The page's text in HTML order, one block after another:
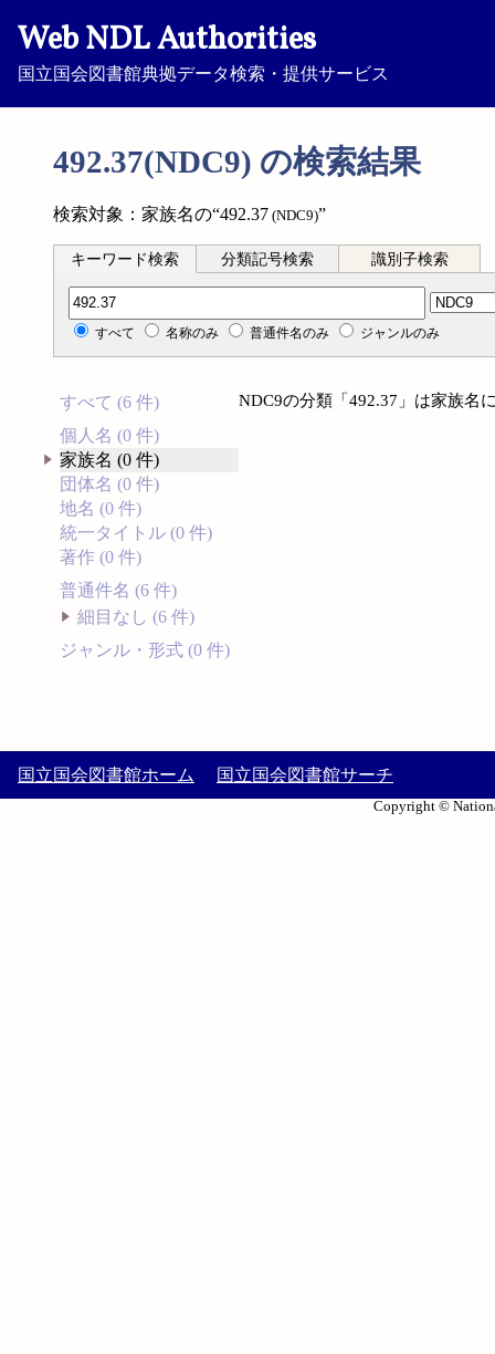
Web NDL Authorities
国立国会図書館典拠データ検索・提供サービス
492.37(NDC9) の検索結果
検索対象：家族名の“492.37 (NDC9)”
キーワード検索 分類記号検索 識別子検索
分類記号検索
すべて 名称のみ 普通件名のみ ジャンルのみ
すべて (6 件)
個人名 (0 件)
家族名 (0 件)
団体名 (0 件)
地名 (0 件)
統一タイトル (0 件)
著作 (0 件)
普通件名 (6 件)
細目なし (6 件)
ジャンル・形式 (0 件)
NDC9の分類「492.37」は家族名
国立国会図書館ホーム 国立国会図書館サーチ
Copyright ©